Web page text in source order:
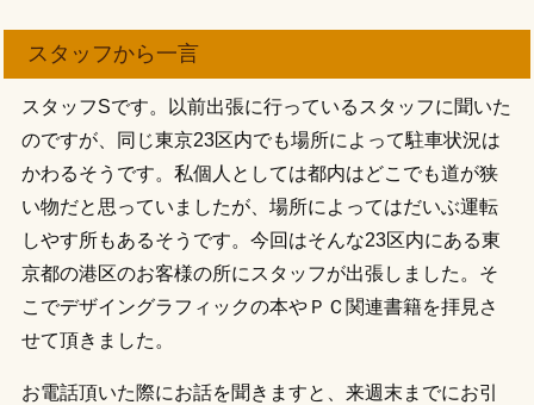
スタッフから一言
スタッフSです。以前出張に行っているスタッフに聞いた
のですが、同じ東京23区内でも場所によって駐車状況は
かわるそうです。私個人としては都内はどこでも道が狭
い物だと思っていましたが、場所によってはだいぶ運転
しやす所もあるそうです。今回はそんな23区内にある東
京都の港区のお客様の所にスタッフが出張しました。そ
こでデザイングラフィックの本やＰＣ関連書籍を拝見さ
せて頂きました。
お電話頂いた際にお話を聞きますと、来週末までにお引